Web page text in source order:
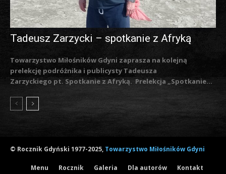
Tadeusz Zarzycki – spotkanie z Afryką
Towarzystwo Miłośników Gdyni zaprasza na kolejną
prelekcję podróżnika i publicysty Tadeusza
Zarzyckiego pt. Spotkanie z Afryką. Prelekcja „Spotkanie...
© Rocznik Gdyński 1977-2025, Towarzystwo Miłośników Gdyni
Menu Rocznik Galeria Dla autorów Kontakt